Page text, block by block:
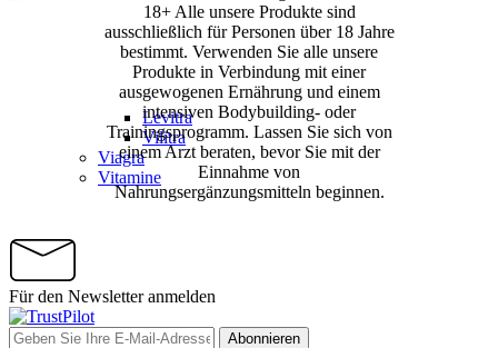
Levitra
Vilitra
Viagra
Vitamine
18+ Alle unsere Produkte sind
ausschließlich für Personen über 18 Jahre
bestimmt. Verwenden Sie alle unsere
Produkte in Verbindung mit einer
ausgewogenen Ernährung und einem
intensiven Bodybuilding- oder
Trainingsprogramm. Lassen Sie sich von
einem Arzt beraten, bevor Sie mit der
Einnahme von
Nahrungsergänzungsmitteln beginnen.
Für den Newsletter anmelden
Abonnieren